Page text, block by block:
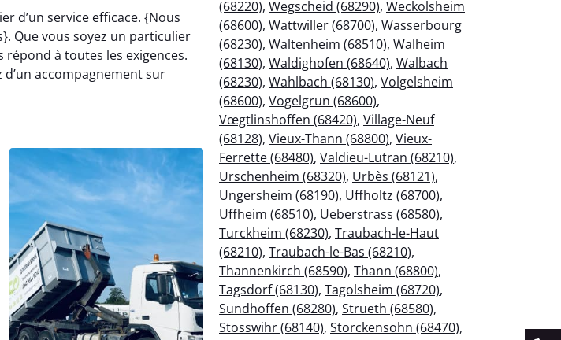
d’un service efficace. {Nous
Que vous soyez un particulier
à toutes les exigences.
accompagnement sur
(68220), Wegscheid (68290), Weckolsheim
(68600), Wattwiller (68700), Wasserbourg
(68230), Waltenheim (68510), Walheim
(68130), Waldighofen (68640), Walbach
(68230), Wahlbach (68130), Volgelsheim
(68600), Vogelgrun (68600),
Vœgtlinshoffen (68420), Village-Neuf
(68128), Vieux-Thann (68800), Vieux-
Ferrette (68480), Valdieu-Lutran (68210),
Urschenheim (68320), Urbès (68121),
Ungersheim (68190), Uffholtz (68700),
Uffheim (68510), Ueberstrass (68580),
Turckheim (68230), Traubach-le-Haut
(68210), Traubach-le-Bas (68210),
Thannenkirch (68590), Thann (68800),
Tagsdorf (68130), Tagolsheim (68720),
Sundhoffen (68280), Strueth (68580),
Stosswihr (68140), Storckensohn (68470),